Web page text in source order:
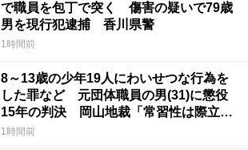
で職員を包丁で突く 傷害の疑いで79歳
男を現行犯逮捕 香川県警
1時間前
8～13歳の少年19人にわいせつな行為を
した罪など 元団体職員の男(31)に懲役
15年の判決 岡山地裁「常習性は際立っ
ていて被害結果も非常に重い」
1時間前